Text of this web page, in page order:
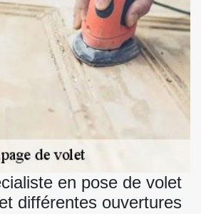
en pose de volet
différentes ouvertures